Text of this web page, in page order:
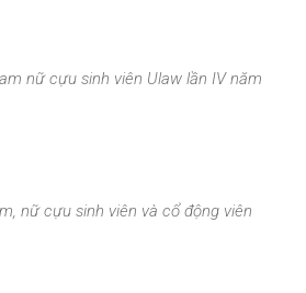
nữ cựu sinh viên Ulaw lần IV năm
nữ cựu sinh viên và cổ động viên